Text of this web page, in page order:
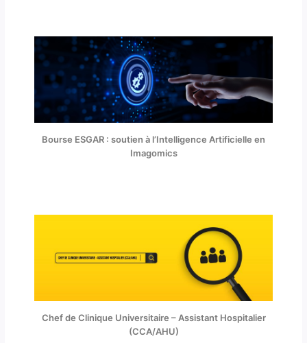
Bourse ESGAR : soutien à l’Intelligence Artificielle en
Imagomics
Chef de Clinique Universitaire – Assistant Hospitalier
(CCA/AHU)